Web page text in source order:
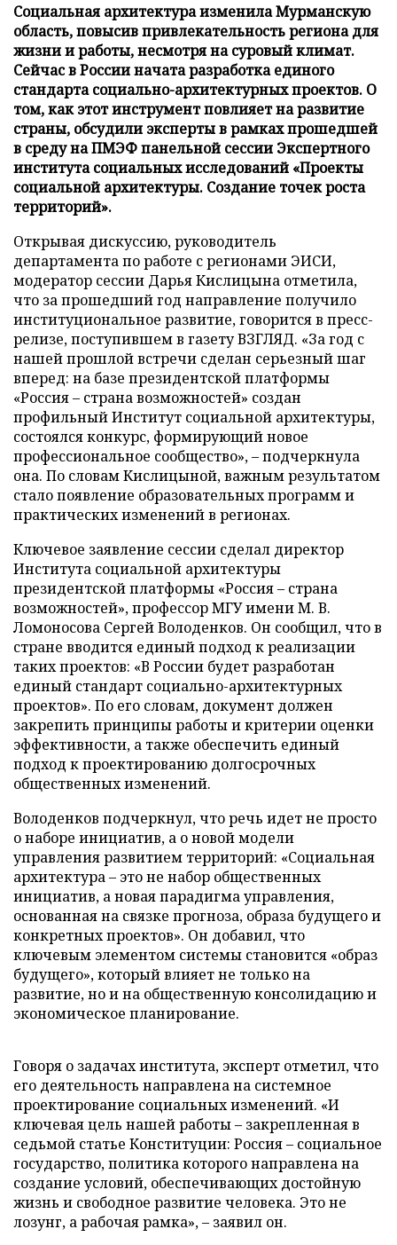
Социальная архитектура изменила Мурманскую
область, повысив привлекательность региона для
жизни и работы, несмотря на суровый климат.
Сейчас в России начата разработка единого
стандарта социально-архитектурных проектов. О
том, как этот инструмент повлияет на развитие
страны, обсудили эксперты в рамках прошедшей
в среду на ПМЭФ панельной сессии Экспертного
института социальных исследований «Проекты
социальной архитектуры. Создание точек роста
территорий».
Открывая дискуссию, руководитель
департамента по работе с регионами ЭИСИ,
модератор сессии Дарья Кислицына отметила,
что за прошедший год направление получило
институциональное развитие, говорится в пресс-
релизе, поступившем в газету ВЗГЛЯД. «За год с
нашей прошлой встречи сделан серьезный шаг
вперед: на базе президентской платформы
«Россия – страна возможностей» создан
профильный Институт социальной архитектуры,
состоялся конкурс, формирующий новое
профессиональное сообщество», – подчеркнула
она. По словам Кислицыной, важным результатом
стало появление образовательных программ и
практических изменений в регионах.
Ключевое заявление сессии сделал директор
Института социальной архитектуры
президентской платформы «Россия – страна
возможностей», профессор МГУ имени М. В.
Ломоносова Сергей Володенков. Он сообщил, что в
стране вводится единый подход к реализации
таких проектов: «В России будет разработан
единый стандарт социально-архитектурных
проектов». По его словам, документ должен
закрепить принципы работы и критерии оценки
эффективности, а также обеспечить единый
подход к проектированию долгосрочных
общественных изменений.
Володенков подчеркнул, что речь идет не просто
о наборе инициатив, а о новой модели
управления развитием территорий: «Социальная
архитектура – это не набор общественных
инициатив, а новая парадигма управления,
основанная на связке прогноза, образа будущего и
конкретных проектов». Он добавил, что
ключевым элементом системы становится «образ
будущего», который влияет не только на
развитие, но и на общественную консолидацию и
экономическое планирование.
Говоря о задачах института, эксперт отметил, что
его деятельность направлена на системное
проектирование социальных изменений. «И
ключевая цель нашей работы – закрепленная в
седьмой статье Конституции: Россия – социальное
государство, политика которого направлена на
создание условий, обеспечивающих достойную
жизнь и свободное развитие человека. Это не
лозунг, а рабочая рамка», – заявил он.